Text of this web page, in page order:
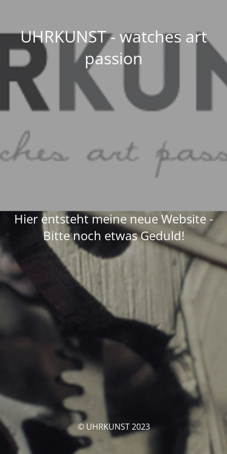
UHRKUNST - watches art
passion
Hier entsteht meine neue Website -
Bitte noch etwas Geduld!
© UHRKUNST 2023